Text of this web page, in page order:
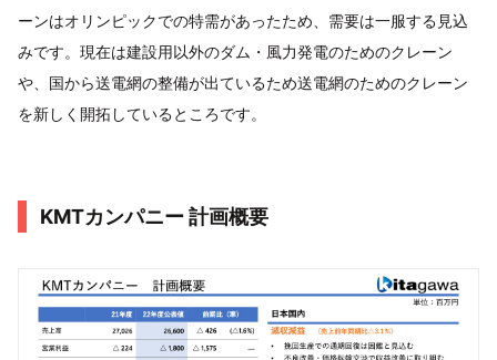
ーンはオリンピックでの特需があったため、需要は一服する見込
みです。現在は建設用以外のダム・風力発電のためのクレーン
や、国から送電網の整備が出ているため送電網のためのクレーン
を新しく開拓しているところです。
KMTカンパニー 計画概要